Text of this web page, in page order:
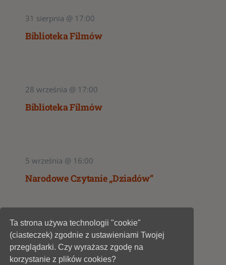
31 sierpnia @ 17:00
Biblioteka Filmów
28 września @ 17:00
Biblioteka Filmów
5 września @ 16:00
Narodowe Czytanie „Dziadów”
1
Ta strona używa technologii "cookie"
(ciasteczek) zgodnie z ustawieniami Twojej
przeglądarki. Czy wyrażasz zgodę na
korzystanie z plików cookies?